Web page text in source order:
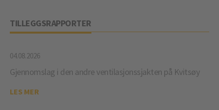
TILLEGGSRAPPORTER
04.08.2026
Gjennomslag i den andre ventilasjonssjakten på Kvitsøy
LES MER